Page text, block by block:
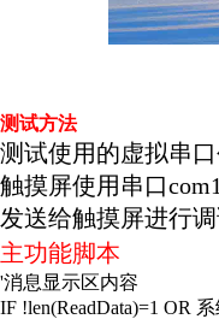
测试方法
测试使用的虚拟串
触摸屏使用串口
发送给触摸屏进行
主功能脚本
'消息显示区内容
IF !len(ReadData)=1 OR